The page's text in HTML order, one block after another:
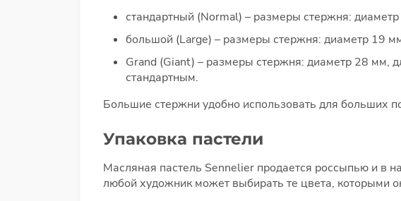
стандартный (Normal) – размеры стержня:
большой (Large) – размеры стержня: диаметр 19
Grand (Giant) – размеры стержня: диаметр 28 мм,
стандартным.
Большие стержни удобно использовать для больших
Упаковка пастели
Масляная пастель Sennelier продается россыпью и в
любой художник может выбирать те цвета, которыми